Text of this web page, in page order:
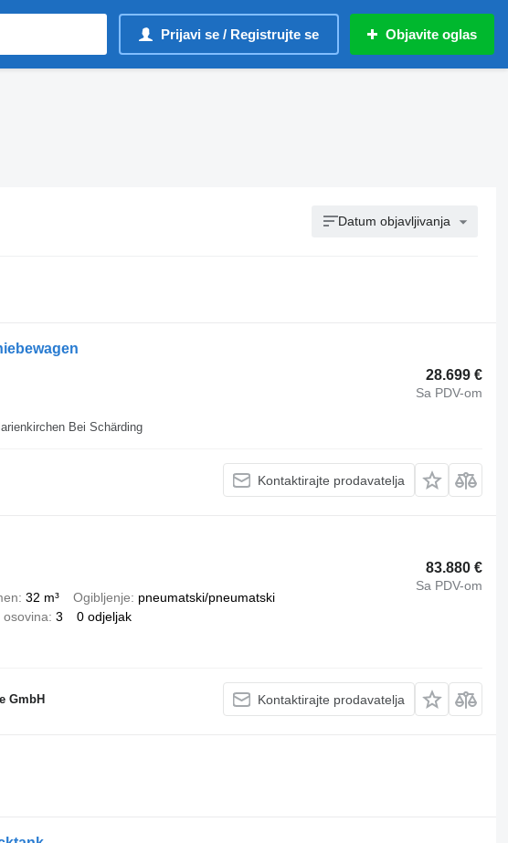
Prijavi se / Registrujte se Objavite oglas
Datum objavljivanja
28.699 €
Sa PDV-om
Bei Schärding
Kontaktirajte prodavatelja
83.880 €
Sa PDV-om
32 m³ Ogibljenje
pneumatski/pneumatski
osovina 3 0 odjeljak
GmbH Kontaktirajte prodavatelja